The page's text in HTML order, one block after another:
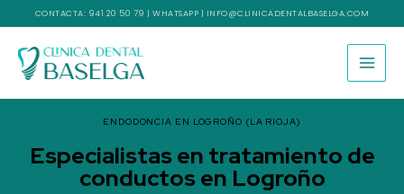
al
contenido
CONTACTA: 941 20 50 79 |WHATSAPP | INFO@CLINICADENTALBASELGA.COM
ENDODONCIA EN LOGROÑO (LA RIOJA)
Especialistas en tratamiento de
conductos en Logroño